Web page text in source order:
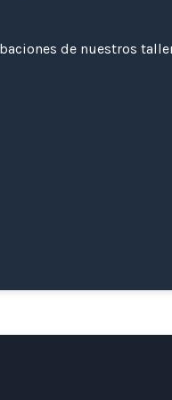
de nuestros